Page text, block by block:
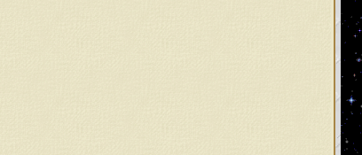
الحقّ التي لا تُخالف لمحكم
مُخالفاً للباطل الذي هم به
الأحاديث والروايات جاءت من
وكذلك أعرضوا عن سنّة رسوله
وسلم من جميع المذاهب،
الشيطان الرجيم، ومنهم عُلماء